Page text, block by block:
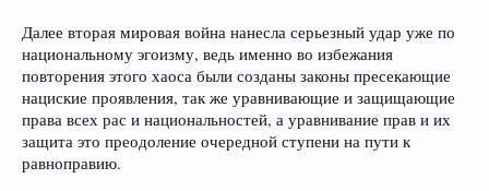
Далее вторая мировая война нанесла серьезный удар уже по
национальному эгоизму, ведь именно во избежания
повторения этого хаоса были созданы законы пресекающие
нациские проявления, так же уравнивающие и защищающие
права всех рас и национальностей, а уравнивание прав и их
защита это преодоление очередной ступени на пути к
равноправию.